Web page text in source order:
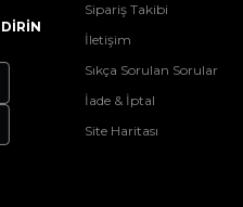
Sipariş Takibi
İletişim
Sıkça Sorulan Sorular
İade & İptal
Site Haritası